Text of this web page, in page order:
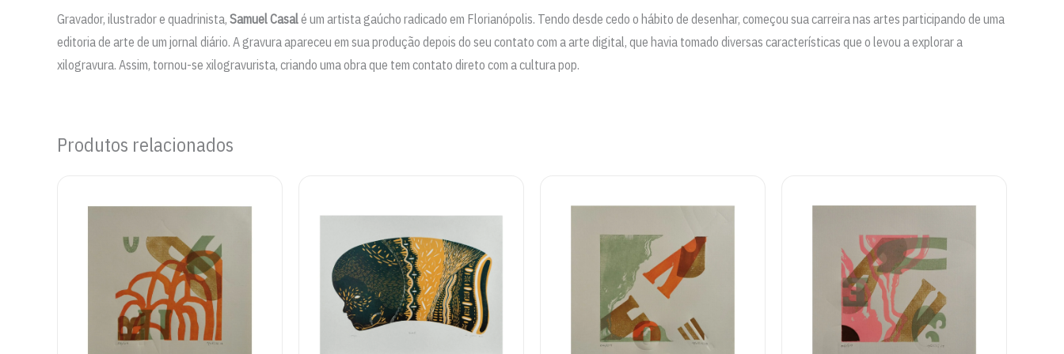
Gravador, ilustrador e quadrinista, Samuel Casalé um artista gaúcho radicado em Florianópolis. Tendo desde cedo o hábito de desenhar, começou sua carreira nas artes participando de uma
editoria de arte de um jornal diário. A gravura apareceu em sua produção depois do seu contato com a arte digital, que havia tomado diversas características que o levou a explorar a
xilogravura. Assim, tornou-se xilogravurista, criando uma obra que tem contato direto com a cultura pop.
Produtos relacionados